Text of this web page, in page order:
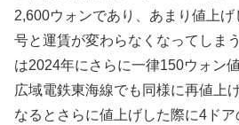
2,600ウォンであり、あまり値上
号と運賃が変わらなくなってしま
は2024年にさらに一律150ウォン
広域電鉄東海線でも同様に再値上
なるとさらに値上げした際に4ド